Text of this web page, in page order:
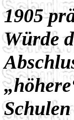
1905
Würde